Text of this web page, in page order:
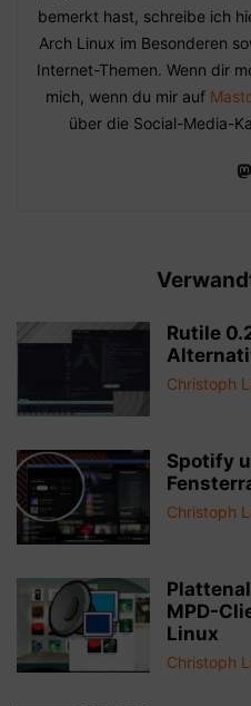
bemerkt hast, schreibe ich
Arch Linux im Besonderen
Internet-Themen. Wenn dir
mich, wenn du mir auf
über die Social-Media-
Rutile
Christoph
Spotify
Christoph
MPD-
Linux
Christoph